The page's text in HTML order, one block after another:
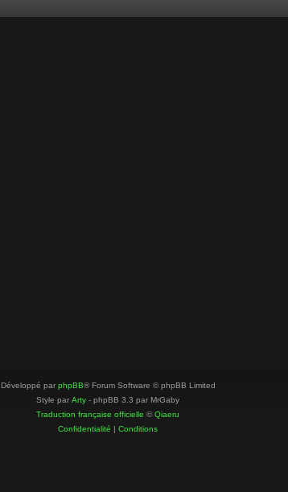
Développé par phpBB® Forum Software © phpBB Limited
Style par Arty - phpBB 3.3 par MrGaby
Traduction française officielle ©Qiaeru
Confidentialité | Conditions